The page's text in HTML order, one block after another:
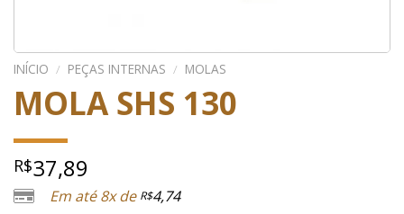
INÍCIO / PEÇAS INTERNAS / MOLAS
MOLA SHS 130
R$37,89
Em até 8x de R$4,74